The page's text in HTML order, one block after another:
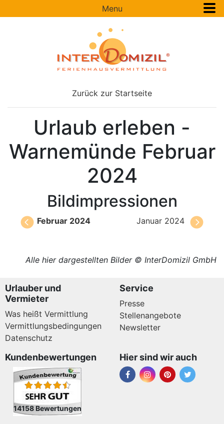
Menu
Zurück zur Startseite
Urlaub erleben -
Warnemünde Februar
2024
Bildimpressionen
Februar 2024 Januar 2024
Alle hier dargestellten Bilder © InterDomizil GmbH
Urlauber und
Vermieter
Was heißt Vermittlung
Vermittlungsbedingungen
Datenschutz
Service
Presse
Stellenangebote
Newsletter
Kundenbewertungen
14158 Bewertungen
Hier sind wir auch